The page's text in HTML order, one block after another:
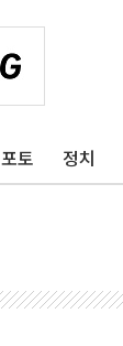
포토 정치